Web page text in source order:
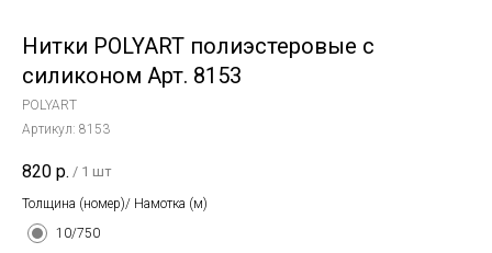
Нитки POLYART полиэстеровые с
силиконом Арт. 8153
POLYART
Артикул: 8153
820 р. / 1 шт
Толщина (номер)/ Намотка (м)
10/750